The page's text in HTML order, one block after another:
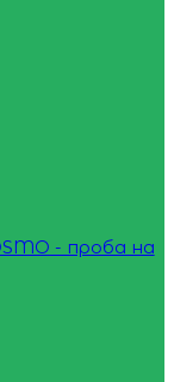
- проба на